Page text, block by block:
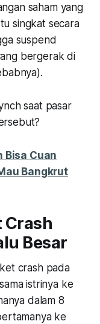
saham yang
singkat secara
suspend
bergerak di
saat pasar
Bisa Cuan
Bangkrut
Crash
Besar
crash pada
istrinya ke
dalam 8
ke